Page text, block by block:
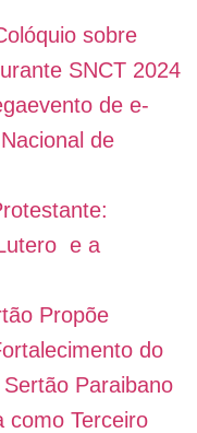
sobre
SNCT 2024
de e-
de
e a
Propõe
do
Paraibano
como Terceiro